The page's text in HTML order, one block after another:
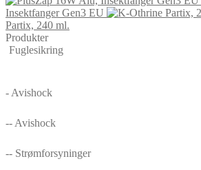
Insektfanger Gen3 EU
Partix, 240 ml.
Produkter
Fuglesikring
- Avishock
-- Avishock
-- Strømforsyninger